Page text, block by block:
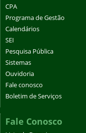
CPA
Programa de Gestão
Calendários
SEI
Pesquisa Pública
Sistemas
Ouvidoria
Fale conosco
Boletim de Serviços
Fale Conosco